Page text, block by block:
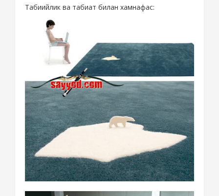
Табиийлик ва табиат билан хамнафас: